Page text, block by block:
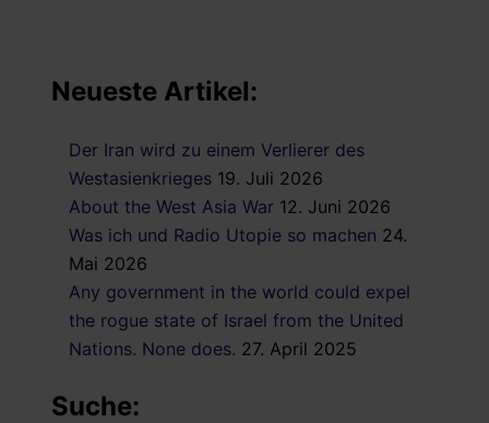
Neueste Artikel:
Der Iran wird zu einem Verlierer des
Westasienkrieges 19. Juli 2026
About the West Asia War 12. Juni 2026
Was ich und Radio Utopie so machen 24.
Mai 2026
Any government in the world could expel
the rogue state of Israel from the United
Nations. None does. 27. April 2025
Suche: